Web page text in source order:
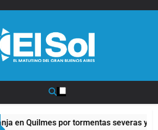
en Quilmes por tormentas severas y